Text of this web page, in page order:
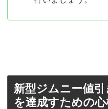
新型ジムニー値
を達成すための心